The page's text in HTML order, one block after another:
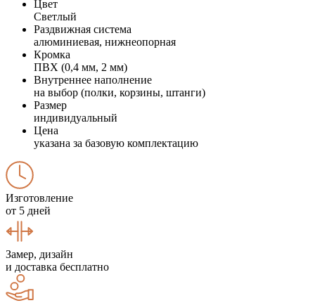
Цвет
Светлый
Раздвижная система
алюминиевая, нижнеопорная
Кромка
ПВХ (0,4 мм, 2 мм)
Внутреннее наполнение
на выбор (полки, корзины, штанги)
Размер
индивидуальный
Цена
указана за базовую комплектацию
Изготовление
от 5 дней
Замер, дизайн
и доставка бесплатно